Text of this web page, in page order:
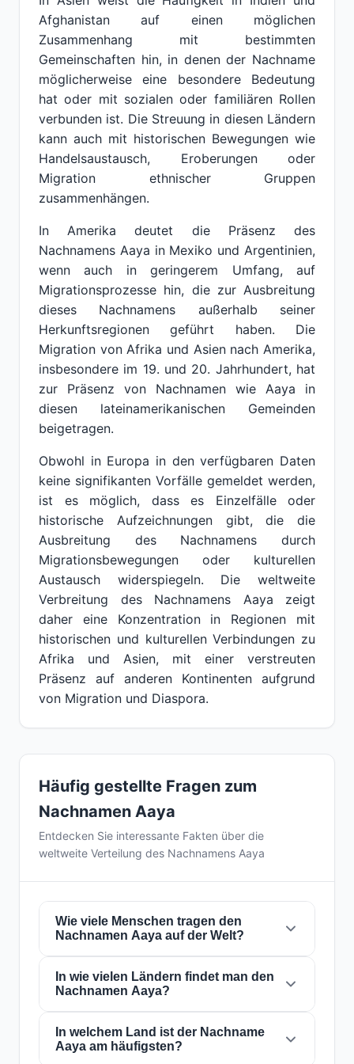
Afghanistan auf einen möglichen
Zusammenhang mit bestimmten
Gemeinschaften hin, in denen der Nachname
möglicherweise eine besondere Bedeutung
hat oder mit sozialen oder familiären Rollen
verbunden ist. Die Streuung in diesen Ländern
kann auch mit historischen Bewegungen wie
Handelsaustausch, Eroberungen oder
Migration ethnischer Gruppen
zusammenhängen.
In Amerika deutet die Präsenz des
Nachnamens Aaya in Mexiko und Argentinien,
wenn auch in geringerem Umfang, auf
Migrationsprozesse hin, die zur Ausbreitung
dieses Nachnamens außerhalb seiner
Herkunftsregionen geführt haben. Die
Migration von Afrika und Asien nach Amerika,
insbesondere im 19. und 20. Jahrhundert, hat
zur Präsenz von Nachnamen wie Aaya in
diesen lateinamerikanischen Gemeinden
beigetragen.
Obwohl in Europa in den verfügbaren Daten
keine signifikanten Vorfälle gemeldet werden,
ist es möglich, dass es Einzelfälle oder
historische Aufzeichnungen gibt, die die
Ausbreitung des Nachnamens durch
Migrationsbewegungen oder kulturellen
Austausch widerspiegeln. Die weltweite
Verbreitung des Nachnamens Aaya zeigt
daher eine Konzentration in Regionen mit
historischen und kulturellen Verbindungen zu
Afrika und Asien, mit einer verstreuten
Präsenz auf anderen Kontinenten aufgrund
von Migration und Diaspora.
Häufig gestellte Fragen zum
Nachnamen Aaya
Entdecken Sie interessante Fakten über die
weltweite Verteilung des Nachnamens Aaya
Wie viele Menschen tragen den
Nachnamen Aaya auf der Welt?
Derzeit gibt es weltweit etwa104 Personen
mit dem NachnamenAaya
dass etwa 1 von76,923,077 Personenauf der
Welt diesen Nachnamen trägt. Er ist in11
Ländernpräsent, was seine globale
In wie vielen Ländern findet man den
Nachnamen Aaya?
Der NachnameAayaist in11 Ländernauf der
ganzen Welt präsent. Dies klassifiziert ihn als
In welchem Land ist der Nachname
Aaya am häufigsten?